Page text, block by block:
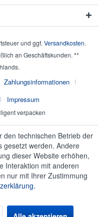
und ggf. Versandkosten.
an Geschäftskunden. **
Zahlungsinformationen
Impressum
verpacken
den technischen Betrieb der
gesetzt werden. Andere
dieser Website erhöhen,
Interaktion mit anderen
nur mit Ihrer Zustimmung